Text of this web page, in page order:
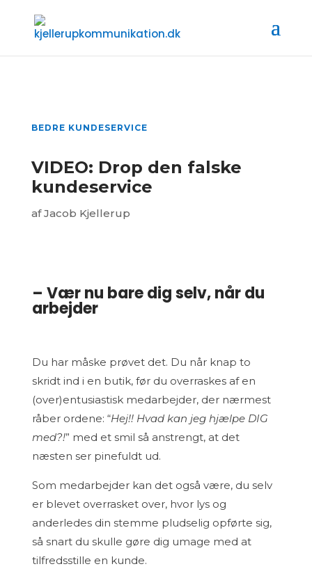
BEDRE KUNDESERVICE
VIDEO: Drop den falske
kundeservice
afJacob Kjellerup
– Vær nu bare dig selv, når du
arbejder
Du har måske prøvet det. Du når knap to
skridt ind i en butik, før du overraskes af en
(over)entusiastisk medarbejder, der nærmest
råber ordene: “Hej!! Hvad kan jeg hjælpe DIG
med?!” med et smil så anstrengt, at det
næsten ser pinefuldt ud.
Som medarbejder kan det også være, du selv
er blevet overrasket over, hvor lys og
anderledes din stemme pludselig opførte sig,
så snart du skulle gøre dig umage med at
tilfredsstille en kunde.